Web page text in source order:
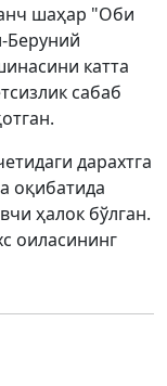
шаҳар "Оби
Беруний
катта
сабаб
дарахтга
оқибатида
ҳалок бўлган.
оиласининг